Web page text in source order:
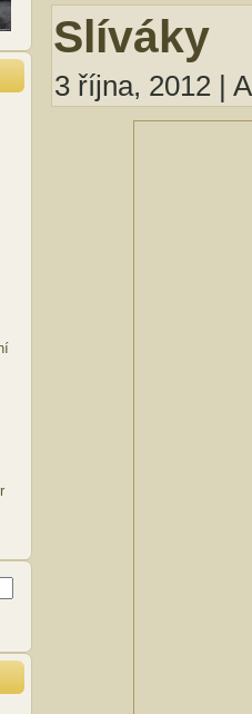
Slíváky
3 října, 2012 |